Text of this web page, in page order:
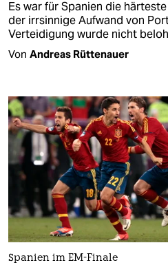
Es war für Spanien die
der irrsinnige Aufwand von
Verteidigung wurde nicht
Von Andreas Rüttenauer
Spanien im EM-Finale